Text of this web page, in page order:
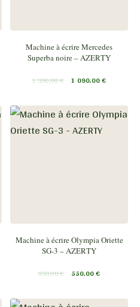
Machine à écrire Mercedes
Superba noire – AZERTY
1 390,00€ 1 090,00€
Machine à écrire Olympia Oriette
SG-3 – AZERTY
650,00€ 550,00€